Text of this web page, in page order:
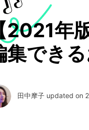
2021年
集でき
田中摩子 updated on